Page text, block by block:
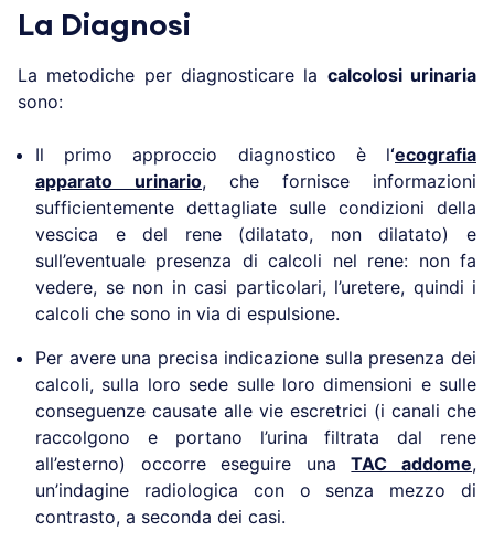
La Diagnosi
La metodiche per diagnosticare la calcolosi urinaria
sono:
Il primo approccio diagnostico è l‘ecografia
apparato urinario, che fornisce informazioni
sufficientemente dettagliate sulle condizioni della
vescica e del rene (dilatato, non dilatato) e
sull’eventuale presenza di calcoli nel rene: non fa
vedere, se non in casi particolari, l’uretere, quindi i
calcoli che sono in via di espulsione.
Per avere una precisa indicazione sulla presenza dei
calcoli, sulla loro sede sulle loro dimensioni e sulle
conseguenze causate alle vie escretrici (i canali che
raccolgono e portano l’urina filtrata dal rene
all’esterno) occorre eseguire unaTAC addome,
un’indagine radiologica con o senza mezzo di
contrasto, a seconda dei casi.